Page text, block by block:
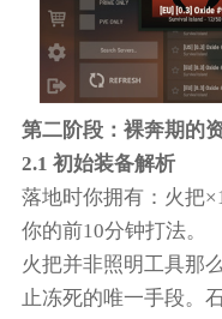
第二阶段：裸奔期的
2.1 初始装备解析
落地时你拥有：火把
你的前10分钟打法。
火把并非照明工具那
止冻死的唯一手段。